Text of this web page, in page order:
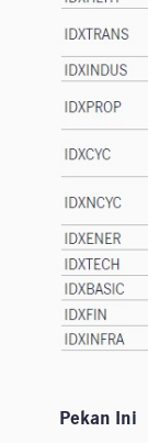
Pekan Ini